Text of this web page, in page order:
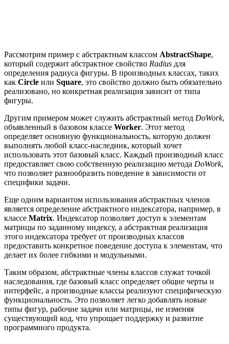
Рассмотрим пример с абстрактным классом AbstractShape,
который содержит абстрактное свойство Radius для
определения радиуса фигуры. В производных классах, таких
как Circle или Square, это свойство должно быть обязательно
реализовано, но конкретная реализация зависит от типа
фигуры.
Другим примером может служить абстрактный метод DoWork,
объявленный в базовом классе Worker. Этот метод
определяет основную функциональность, которую должен
выполнять любой класс-наследник, который хочет
использовать этот базовый класс. Каждый производный класс
предоставляет свою собственную реализацию метода DoWork,
что позволяет разнообразить поведение в зависимости от
специфики задачи.
Еще одним вариантом использования абстрактных членов
является определение абстрактного индексатора, например, в
классе Matrix. Индексатор позволяет доступ к элементам
матрицы по заданному индексу, а абстрактная реализация
этого индексатора требует от производных классов
предоставить конкретное поведение доступа к элементам, что
делает их более гибкими и модульными.
Таким образом, абстрактные члены классов служат точкой
наследования, где базовый класс определяет общие черты и
интерфейс, а производные классы реализуют специфическую
функциональность. Это позволяет легко добавлять новые
типы фигур, рабочие задачи или матрицы, не изменяя
существующий код, что упрощает поддержку и развитие
программного продукта.